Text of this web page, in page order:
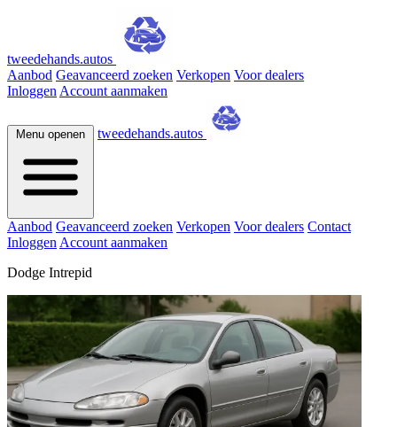
tweedehands.autos
Aanbod Geavanceerd zoeken Verkopen Voor dealers
Inloggen Account aanmaken
Menu openen tweedehands.autos
Aanbod Geavanceerd zoeken Verkopen Voor dealers Contact
Inloggen Account aanmaken
Dodge Intrepid